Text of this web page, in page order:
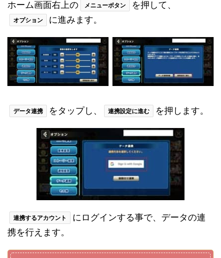
ホーム画面右上の メニューボタン を押して、
オプション に進みます。
データ連携 をタップし、 連携設定に進む を押します。
連携するアカウント
にログインする事で、データの連
携を行えます。